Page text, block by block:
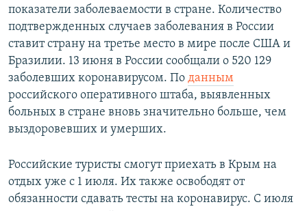
показатели заболеваемости в стране. Количество
подтвержденных случаев заболевания в России
ставит страну на третье место в мире после США и
Бразилии. 13 июня в России сообщали о 520 129
заболевших коронавирусом. По данным
российского оперативного штаба, выявленных
больных в стране вновь значительно больше, чем
выздоровевших и умерших.
Российские туристы смогут приехать в Крым на
отдых уже с 1 июля. Их также освободят от
обязанности сдавать тесты на коронавирус. С июля